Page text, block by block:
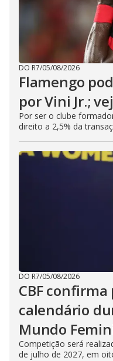
DO R7/05/08/2026
Flamengo
por Vini Jr.;
Por ser o clube
direito a 2,5% da
DO R7/05/08/2026
CBF
calendário
Mundo
Competição será
de julho de 2027, em